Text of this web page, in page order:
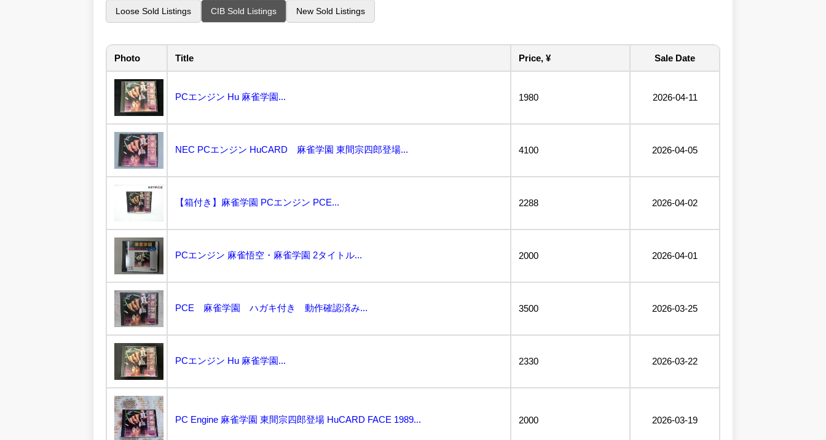
Loose Sold Listings CIB Sold Listings New Sold Listings
Photo Title Price, ¥ Sale Date
PCエンジン Hu 麻雀学園... 1980 2026-04-11
NEC PCエンジン HuCARD 麻雀学園 東間宗四郎登場... 4100 2026-04-05
【箱付き】麻雀学園 PCエンジン PCE... 2288 2026-04-02
PCエンジン 麻雀悟空・麻雀学園 2タイトル... 2000 2026-04-01
PCE 麻雀学園 ハガキ付き 動作確認済み... 3500 2026-03-25
PCエンジン Hu 麻雀学園... 2330 2026-03-22
PC Engine 麻雀学園 東間宗四郎登場 HuCARD FACE 1989... 2000 2026-03-19